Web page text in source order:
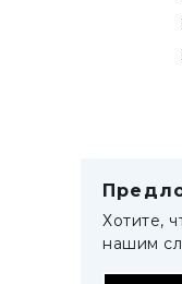
Хотите,
нашим